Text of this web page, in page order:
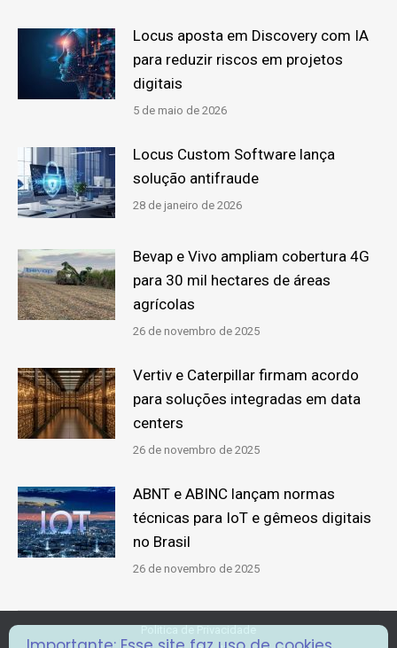
Locus aposta em Discovery com IA
para reduzir riscos em projetos
digitais
5 de maio de 2026
Locus Custom Software lança
solução antifraude
28 de janeiro de 2026
Bevap e Vivo ampliam cobertura 4G
para 30 mil hectares de áreas
agrícolas
26 de novembro de 2025
Vertiv e Caterpillar firmam acordo
para soluções integradas em data
centers
26 de novembro de 2025
ABNT e ABINC lançam normas
técnicas para IoT e gêmeos digitais
no Brasil
26 de novembro de 2025
Politica de Privacidade